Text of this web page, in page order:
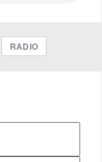
RADIO